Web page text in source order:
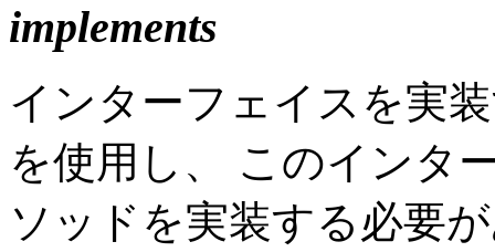
implements
インターフェイスを実
を使用し、 このインタ
ソッドを実装する必要